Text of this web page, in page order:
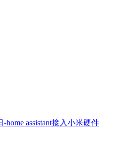
home assistant接入小米硬件